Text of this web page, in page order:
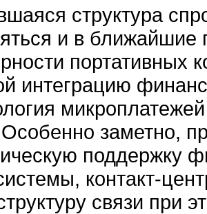
структура
и в ближайшие
портативных
интеграцию
заметно,
поддержку
контакт-
связи при